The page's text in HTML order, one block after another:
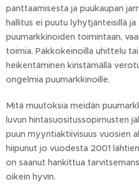
panttaamisesta ja puukaupan
hallitus ei puutu lyhytjänteisillä ja
puumarkkinoiden toimintaan,
toimia. Pakkokeinoilla uhittelu
heikentäminen kiristämällä
ongelmia puumarkkinoille.
Mitä muutoksia meidän
luvun hintasuositussopimusten
puun myyntiaktiivisuus vuosien
hiipunut jo vuodesta 2001
on saanut hankittua
oikein hyvin.